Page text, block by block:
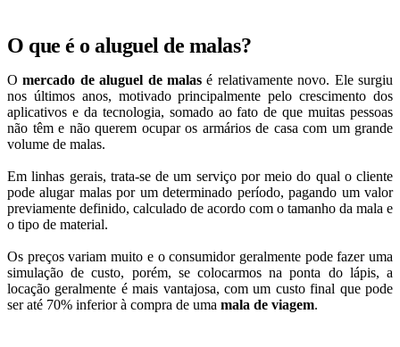
O que é o aluguel de malas?
O mercado de aluguel de malas é relativamente novo. Ele surgiu
nos últimos anos, motivado principalmente pelo crescimento dos
aplicativos e da tecnologia, somado ao fato de que muitas pessoas
não têm e não querem ocupar os armários de casa com um grande
volume de malas.
Em linhas gerais, trata-se de um serviço por meio do qual o cliente
pode alugar malas por um determinado período, pagando um valor
previamente definido, calculado de acordo com o tamanho da mala e
o tipo de material.
Os preços variam muito e o consumidor geralmente pode fazer uma
simulação de custo, porém, se colocarmos na ponta do lápis, a
locação geralmente é mais vantajosa, com um custo final que pode
ser até 70% inferior à compra de uma mala de viagem.